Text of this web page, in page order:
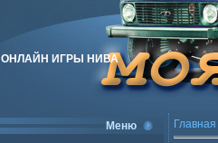
ОНЛАЙН ИГРЫ НИВА
Меню Главная